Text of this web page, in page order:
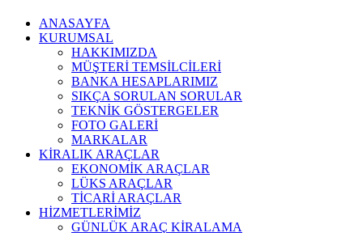
ANASAYFA
KURUMSAL
HAKKIMIZDA
MÜŞTERİ TEMSİLCİLERİ
BANKA HESAPLARIMIZ
SIKÇA SORULAN SORULAR
TEKNİK GÖSTERGELER
FOTO GALERİ
MARKALAR
KİRALIK ARAÇLAR
EKONOMİK ARAÇLAR
LÜKS ARAÇLAR
TİCARİ ARAÇLAR
HİZMETLERİMİZ
GÜNLÜK ARAÇ KİRALAMA